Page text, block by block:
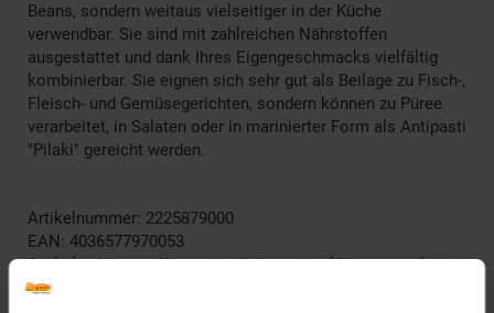
Beans, sondern weitaus vielseitiger in der Küche
verwendbar. Sie sind mit zahlreichen Nährstoffen
ausgestattet und dank Ihres Eigengeschmacks vielfältig
kombinierbar. Sie eignen sich sehr gut als Beilage zu Fisch-,
Fleisch- und Gemüsegerichten, sondern können zu Püree
verarbeitet, in Salaten oder in marinierter Form als Antipasti
"Pilaki" gereicht werden.
Artikelnummer: 2225879000
EAN: 4036577970053
Artikel gehört zur Kategorie:Lebensmittel Vorratspacks